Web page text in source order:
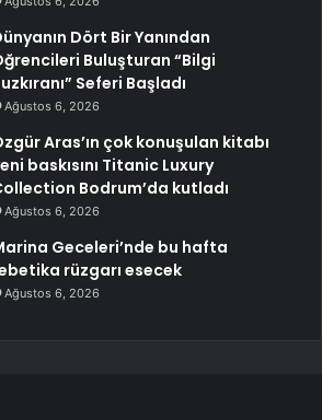
Dört Bir Yanından
Buluşturan “Bilgi
Seferi Başladı
Ağustos 6, 2026
Aras’ın çok konuşulan kitabı
baskısını Titanic Luxury
Bodrum’da kutladı
Ağustos 6, 2026
Geceleri’nde bu hafta
rüzgarı esecek
Ağustos 6, 2026